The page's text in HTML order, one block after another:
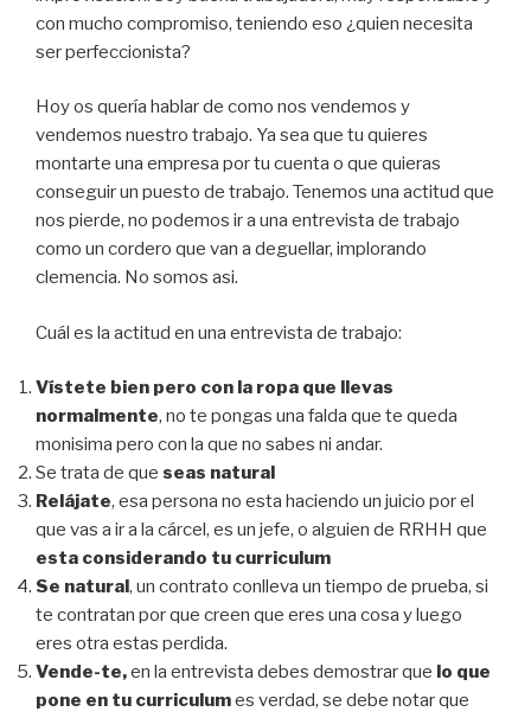
con mucho compromiso, teniendo eso ¿quien necesita
ser perfeccionista?
Hoy os quería hablar de como nos vendemos y
vendemos nuestro trabajo. Ya sea que tu quieres
montarte una empresa por tu cuenta o que quieras
conseguir un puesto de trabajo. Tenemos una actitud que
nos pierde, no podemos ir a una entrevista de trabajo
como un cordero que van a deguellar, implorando
clemencia. No somos asi.
Cuál es la actitud en una entrevista de trabajo:
Vístete bien pero con la ropa que llevas
normalmente, no te pongas una falda que te queda
monisima pero con la que no sabes ni andar.
Se trata de que seas natural
Relájate, esa persona no esta haciendo un juicio por el
que vas a ir a la cárcel, es un jefe, o alguien de RRHH que
esta considerando tu curriculum
Se natural, un contrato conlleva un tiempo de prueba, si
te contratan por que creen que eres una cosa y luego
eres otra estas perdida.
Vende-te,en la entrevista debes demostrar que lo que
pone en tu curriculumes verdad, se debe notar que